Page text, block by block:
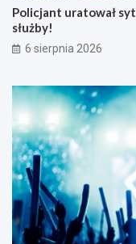
Policjant uratował
służby!
6 sierpnia 2026